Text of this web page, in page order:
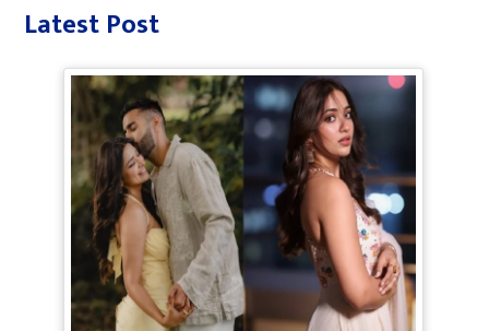
Latest Post
Jiyaa Shankar Engagement: Jiya
Shankar की हुई Engagement, मंगेतर